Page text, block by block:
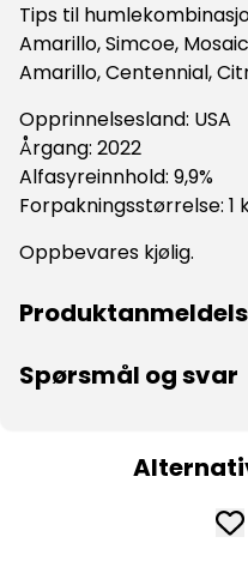
Tips til
Amarillo, Simcoe, Mosaic
Amarillo, Centennial,
Opprinnelsesland: USA
Årgang: 2022
Alfasyreinnhold: 9,9%
Forpakningsstørrelse: 1
Oppbevares kjølig.
Spørsmål og svar